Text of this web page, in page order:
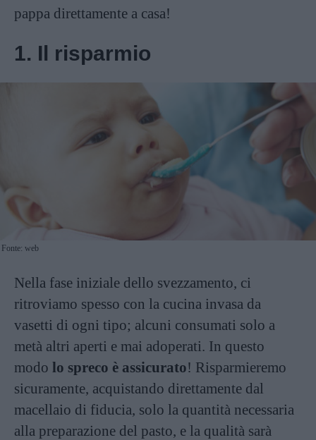
pappa direttamente a casa!
1. Il risparmio
Fonte: web
Nella fase iniziale dello svezzamento, ci
ritroviamo spesso con la cucina invasa da
vasetti di ogni tipo; alcuni consumati solo a
metà altri aperti e mai adoperati. In questo
modo lo spreco è assicurato! Risparmieremo
sicuramente, acquistando direttamente dal
macellaio di fiducia, solo la quantità necessaria
alla preparazione del pasto, e la qualità sarà